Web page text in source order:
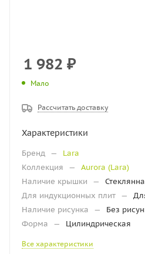
1 982 ₽
Мало
Рассчитать доставку
Характеристики
Бренд —
Lara
Коллекция
—
Aurora (Lara)
Наличие крышки
—
Для индукционных плит —
Наличие рисунка
—
Без
Форма
— Цилиндрическая
Все характеристики